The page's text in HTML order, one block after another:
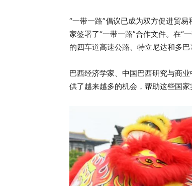
“一带一路”倡议已成为双方促进贸
家签署了“一带一路”合作文件。在“
的四车道高速公路、特立尼达和多
巴西经济学家、中国巴西研究与商
供了越来越多的机会，帮助这些国